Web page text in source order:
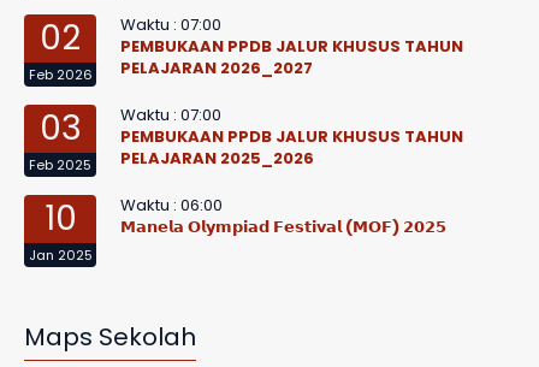
02
Feb 2026
Waktu : 07:00
PEMBUKAAN PPDB JALUR KHUSUS TAHUN
PELAJARAN 2026_2027
03
Feb 2025
Waktu : 07:00
PEMBUKAAN PPDB JALUR KHUSUS TAHUN
PELAJARAN 2025_2026
10
Jan 2025
Waktu : 06:00
𝗠𝗮𝗻𝗲𝗹𝗮 𝗢𝗹𝘆𝗺𝗽𝗶𝗮𝗱 𝗙𝗲𝘀𝘁𝗶𝘃𝗮𝗹 (𝗠𝗢𝗙) 𝟮𝟬𝟮𝟱
Maps Sekolah